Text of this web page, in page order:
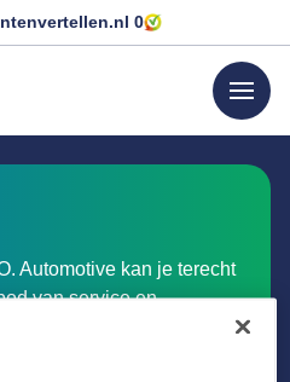
0
menu
Automotive kan je terecht
van service en